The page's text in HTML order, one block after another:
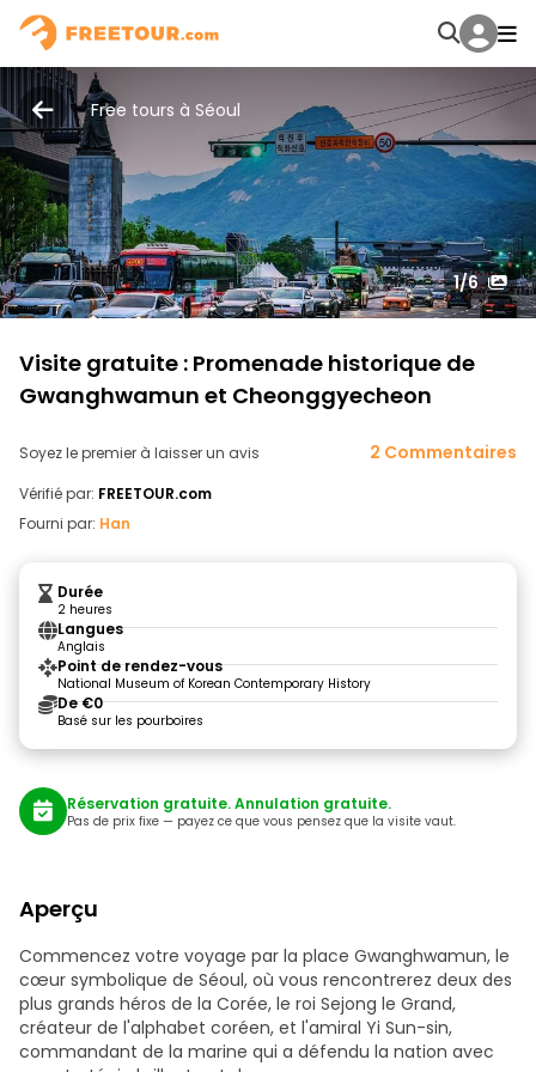
Free tours à Séoul
1/6
Visite gratuite : Promenade historique de
Gwanghwamun et Cheonggyecheon
Soyez le premier à laisser un avis 2 Commentaires
Vérifié par: FREETOUR.com
Fourni par: Han
Durée
2 heures
Langues
Anglais
Point de rendez-vous
National Museum of Korean Contemporary History
De €0
Basé sur les pourboires
Réservation gratuite. Annulation gratuite.
Pas de prix fixe — payez ce que vous pensez que la visite vaut.
Aperçu
Commencez votre voyage par la place Gwanghwamun, le
cœur symbolique de Séoul, où vous rencontrerez deux des
plus grands héros de la Corée, le roi Sejong le Grand,
créateur de l'alphabet coréen, et l'amiral Yi Sun-sin,
commandant de la marine qui a défendu la nation avec